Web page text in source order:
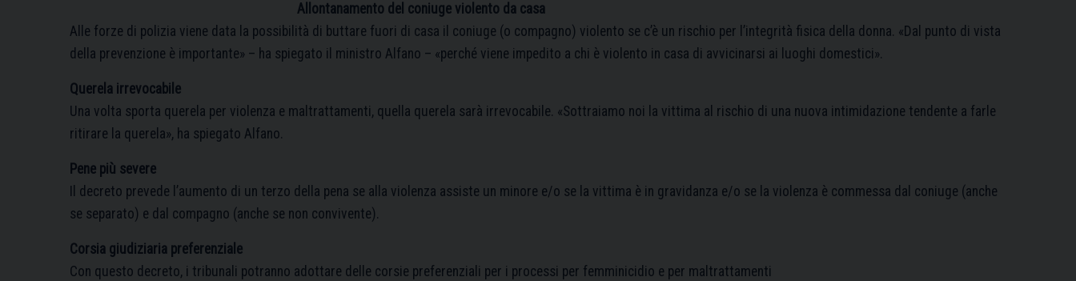
Allontanamento del coniuge violento da casa
Alle forze di polizia viene data la possibilità di buttare fuori di casa il coniuge (o compagno) violento se c’è un rischio per l’integrità fisica della donna. «Dal punto di vista
della prevenzione è importante» – ha spiegato il ministro Alfano – «perché viene impedito a chi è violento in casa di avvicinarsi ai luoghi domestici».
Querela irrevocabile
Una volta sporta querela per violenza e maltrattamenti, quella querela sarà irrevocabile. «Sottraiamo noi la vittima al rischio di una nuova intimidazione tendente a farle
ritirare la querela», ha spiegato Alfano.
Pene più severe
Il decreto prevede l’aumento di un terzo della pena se alla violenza assiste un minore e/o se la vittima è in gravidanza e/o se la violenza è commessa dal coniuge (anche
se separato) e dal compagno (anche se non convivente).
Corsia giudiziaria preferenziale
Con questo decreto, i tribunali potranno adottare delle corsie preferenziali per i processi per femminicidio e per maltrattamenti